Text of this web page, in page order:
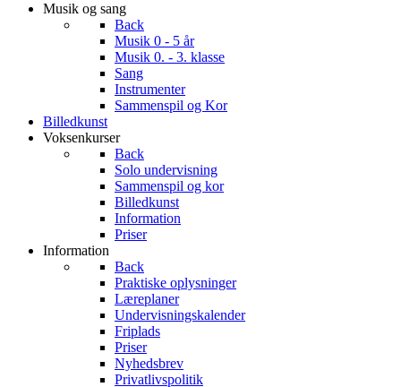
Musik og sang
Back
Musik 0 - 5 år
Musik 0. - 3. klasse
Sang
Instrumenter
Sammenspil og Kor
Billedkunst
Voksenkurser
Back
Solo undervisning
Sammenspil og kor
Billedkunst
Information
Priser
Information
Back
Praktiske oplysninger
Læreplaner
Undervisningskalender
Friplads
Priser
Nyhedsbrev
Privatlivspolitik